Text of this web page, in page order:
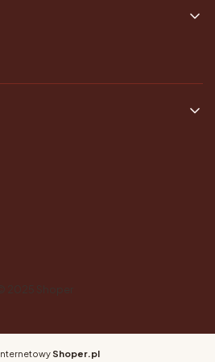
Shoper.pl